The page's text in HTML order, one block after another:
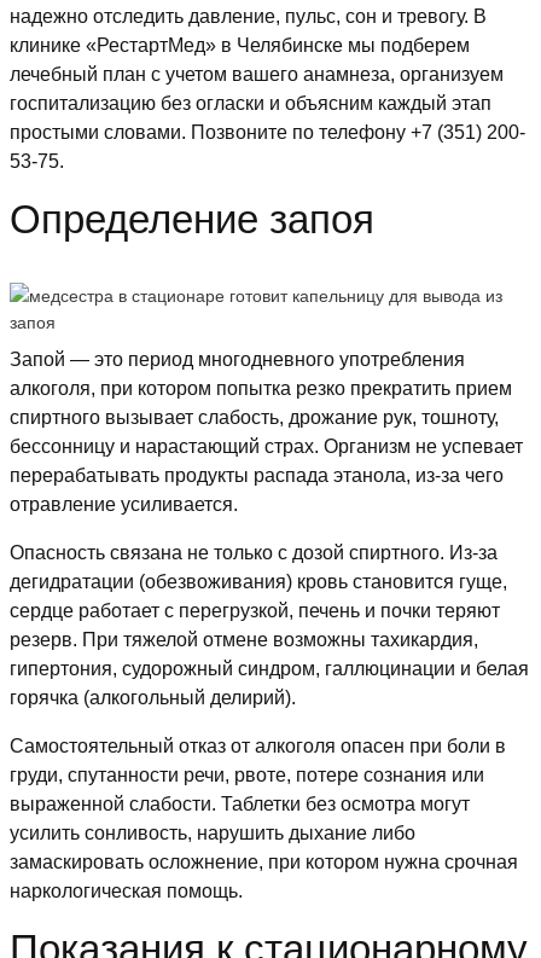
надежно отследить давление, пульс, сон и тревогу. В
клинике «РестартМед» в Челябинске мы подберем
лечебный план с учетом вашего анамнеза, организуем
госпитализацию без огласки и объясним каждый этап
простыми словами. Позвоните по телефону +7 (351) 200-
53-75.
Определение запоя
Запой — это период многодневного употребления
алкоголя, при котором попытка резко прекратить прием
спиртного вызывает слабость, дрожание рук, тошноту,
бессонницу и нарастающий страх. Организм не успевает
перерабатывать продукты распада этанола, из-за чего
отравление усиливается.
Опасность связана не только с дозой спиртного. Из-за
дегидратации (обезвоживания) кровь становится гуще,
сердце работает с перегрузкой, печень и почки теряют
резерв. При тяжелой отмене возможны тахикардия,
гипертония, судорожный синдром, галлюцинации и белая
горячка (алкогольный делирий).
Самостоятельный отказ от алкоголя опасен при боли в
груди, спутанности речи, рвоте, потере сознания или
выраженной слабости. Таблетки без осмотра могут
усилить сонливость, нарушить дыхание либо
замаскировать осложнение, при котором нужна срочная
наркологическая помощь.